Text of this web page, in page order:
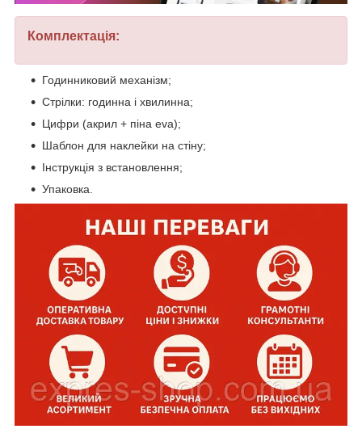
Комплектація:
Годинниковий механізм;
Стрілки: годинна і хвилинна;
Цифри (акрил + піна eva);
Шаблон для наклейки на стіну;
Інструкція з встановлення;
Упаковка.